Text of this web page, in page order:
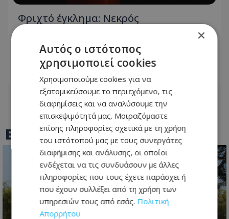
Φριχτό έγκλημα: Νεκρός
ποδοσφαιριστής μετά από άγριο
ξυλοδαρμό - Τον χτύπησαν με πλάκες
πεζοδρομίου
BEST OFTOTHEMAONLINE
×
Αυτός ο ιστότοπος
χρησιμοποιεί cookies
Χρησιμοποιούμε cookies για να
εξατομικεύσουμε το περιεχόμενο, τις
διαφημίσεις και να αναλύσουμε την
επισκεψιμότητά μας. Μοιραζόμαστε
επίσης πληροφορίες σχετικά με τη χρήση
του ιστότοπού μας με τους συνεργάτες
διαφήμισης και ανάλυσης, οι οποίοι
ενδέχεται να τις συνδυάσουν με άλλες
πληροφορίες που τους έχετε παράσχει ή
που έχουν συλλέξει από τη χρήση των
υπηρεσιών τους από εσάς. Πολιτική
Απορρήτου